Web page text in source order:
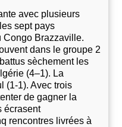
avec plusieurs
sept pays
Congo Brazzaville.
dans le groupe 2
sèchement les
(4–1). La
(1-1). Avec trois
de gagner la
écrasent
rencontres livrées à